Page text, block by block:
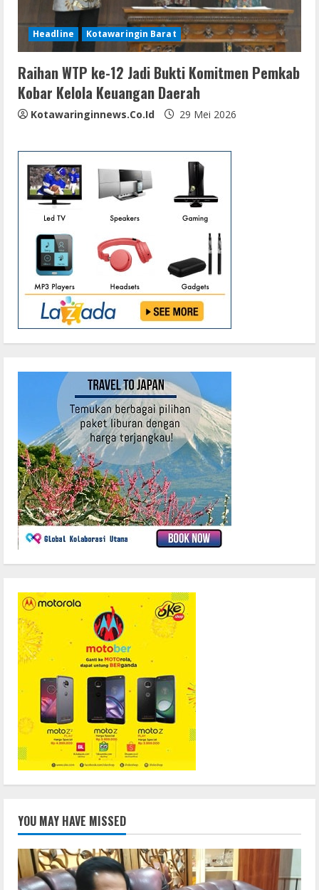
Headline Kotawaringin Barat
Raihan WTP ke-12 Jadi Bukti Komitmen Pemkab
Kobar Kelola Keuangan Daerah
Kotawaringinnews.co.id 29 Mei 2026
YOU MAY HAVE MISSED